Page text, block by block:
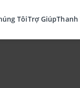
TôiTrợ GiúpThanh